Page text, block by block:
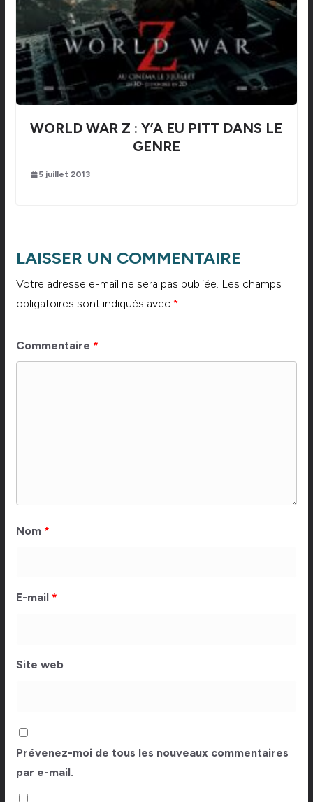
WORLD WAR Z : Y’A EU PITT DANS LE
GENRE
5 juillet 2013
LAISSER UN COMMENTAIRE
Votre adresse e-mail ne sera pas publiée. Les champs
obligatoires sont indiqués avec *
Commentaire *
Nom *
E-mail *
Site web
Prévenez-moi de tous les nouveaux commentaires
par e-mail.